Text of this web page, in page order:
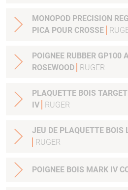
MONOPOD PRECISION
PICA POUR CROSSE
POIGNEE RUBBER GP100
ROSEWOOD
RUGER
PLAQUETTE BOIS
IV
RUGER
JEU DE PLAQUETTE BOIS
RUGER
POIGNEE BOIS MARK IV